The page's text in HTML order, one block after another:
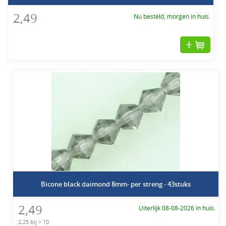
2,49 Nu besteld, morgen in huis.
Bicone black daimond 8mm- per streng - 43stuks
2,49
2,25 bij > 10
Uiterlijk 08-08-2026 in huis.